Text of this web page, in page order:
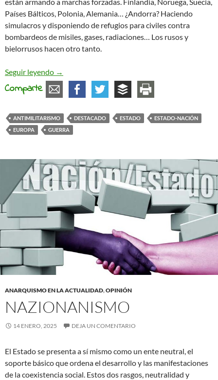
Países Bálticos, Polonia, Alemania… ¿Andorra? Haciendo
simulacros y disponiendo de refugios para civiles contra
bombardeos de misiles, gases, radiaciones… Los rusos y
bielorrusos hacen otro tanto.
Seguir leyendo Si quieres la Guerra, prepara la Guerra
→
Comparte
ANTIMILITARISMO DESTACADO ESTADO
ESTADO-NACIÓN
EUROPA
GUERRA
ANARQUISMO EN LA ACTUALIDAD,OPINIÓN
NAZIONANISMO
14 ENERO, 2025 DEJA UN COMENTARIO
El Estado se presenta a sí mismo como un ente neutral, el
soporte básico que ordena el desarrollo y las manifestaciones
de la coexistencia social. Estos dos rasgos, neutralidad y